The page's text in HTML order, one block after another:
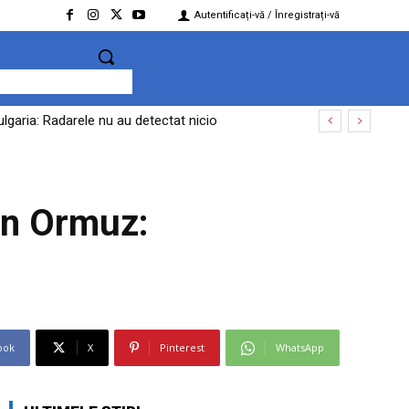
Autentificați-vă / Înregistrați-vă
Radarele nu au detectat nicio
Ormuz:
X Pinterest WhatsApp